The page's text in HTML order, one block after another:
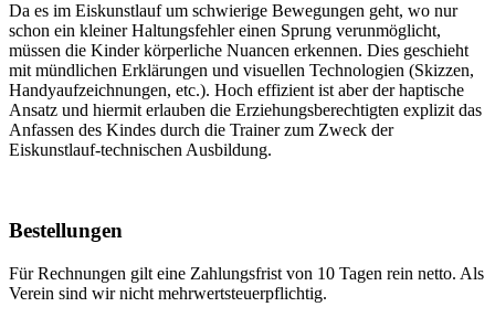
Da es im Eiskunstlauf um schwierige Bewegungen geht, wo nur
schon ein kleiner Haltungsfehler einen Sprung verunmöglicht,
müssen die Kinder körperliche Nuancen erkennen. Dies geschieht
mit mündlichen Erklärungen und visuellen Technologien (Skizzen,
Handyaufzeichnungen, etc.). Hoch effizient ist aber der haptische
Ansatz und hiermit erlauben die Erziehungsberechtigten explizit das
Anfassen des Kindes durch die Trainer zum Zweck der
Eiskunstlauf-technischen Ausbildung.
Bestellungen
Für Rechnungen gilt eine Zahlungsfrist von 10 Tagen rein netto. Als
Verein sind wir nicht mehrwertsteuerpflichtig.